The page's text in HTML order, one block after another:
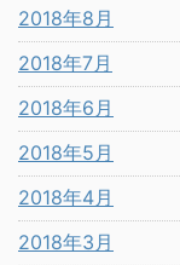
2018年8月
2018年7月
2018年6月
2018年5月
2018年4月
2018年3月